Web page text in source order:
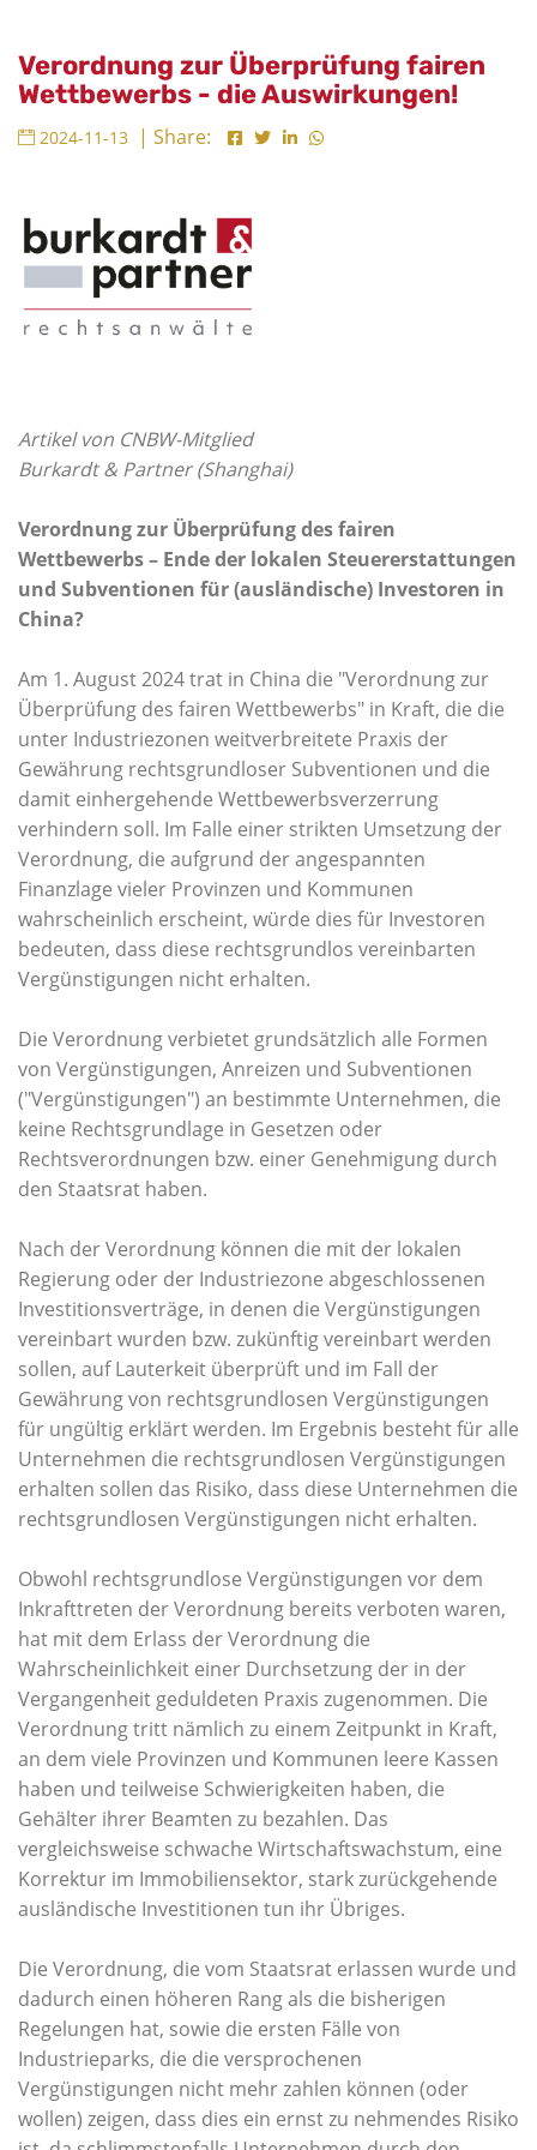
Verordnung zur Überprüfung fairen
Wettbewerbs - die Auswirkungen!
2024-11-13 | Share:
Artikel von CNBW-Mitglied
Burkardt & Partner (Shanghai)
Verordnung zur Überprüfung des fairen
Wettbewerbs – Ende der lokalen Steuererstattungen
und Subventionen für (ausländische) Investoren in
China?
Am 1. August 2024 trat in China die "Verordnung zur
Überprüfung des fairen Wettbewerbs" in Kraft, die die
unter Industriezonen weitverbreitete Praxis der
Gewährung rechtsgrundloser Subventionen und die
damit einhergehende Wettbewerbsverzerrung
verhindern soll. Im Falle einer strikten Umsetzung der
Verordnung, die aufgrund der angespannten
Finanzlage vieler Provinzen und Kommunen
wahrscheinlich erscheint, würde dies für Investoren
bedeuten, dass diese rechtsgrundlos vereinbarten
Vergünstigungen nicht erhalten.
Die Verordnung verbietet grundsätzlich alle Formen
von Vergünstigungen, Anreizen und Subventionen
("Vergünstigungen") an bestimmte Unternehmen, die
keine Rechtsgrundlage in Gesetzen oder
Rechtsverordnungen bzw. einer Genehmigung durch
den Staatsrat haben.
Nach der Verordnung können die mit der lokalen
Regierung oder der Industriezone abgeschlossenen
Investitionsverträge, in denen die Vergünstigungen
vereinbart wurden bzw. zukünftig vereinbart werden
sollen, auf Lauterkeit überprüft und im Fall der
Gewährung von rechtsgrundlosen Vergünstigungen
für ungültig erklärt werden. Im Ergebnis besteht für alle
Unternehmen die rechtsgrundlosen Vergünstigungen
erhalten sollen das Risiko, dass diese Unternehmen die
rechtsgrundlosen Vergünstigungen nicht erhalten.
Obwohl rechtsgrundlose Vergünstigungen vor dem
Inkrafttreten der Verordnung bereits verboten waren,
hat mit dem Erlass der Verordnung die
Wahrscheinlichkeit einer Durchsetzung der in der
Vergangenheit geduldeten Praxis zugenommen. Die
Verordnung tritt nämlich zu einem Zeitpunkt in Kraft,
an dem viele Provinzen und Kommunen leere Kassen
haben und teilweise Schwierigkeiten haben, die
Gehälter ihrer Beamten zu bezahlen. Das
vergleichsweise schwache Wirtschaftswachstum, eine
Korrektur im Immobiliensektor, stark zurückgehende
ausländische Investitionen tun ihr Übriges.
Die Verordnung, die vom Staatsrat erlassen wurde und
dadurch einen höheren Rang als die bisherigen
Regelungen hat, sowie die ersten Fälle von
Industrieparks, die die versprochenen
Vergünstigungen nicht mehr zahlen können (oder
wollen) zeigen, dass dies ein ernst zu nehmendes Risiko